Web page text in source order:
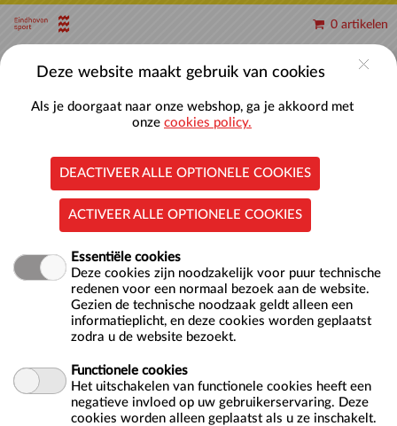
Naar hoofdinhoud
0 artikelen
Meer bewegen voor ouderen
Locatie
Zwembad Ir. Ottenbad
Vijfkamplaan 12
5624 EB EINDHOVEN
NL
Doelgroep
Volwassenen
Meer bewegen voor ouderen helpt je om gewrichten en
spieren soepel te houden en je conditie te verbeteren. De
lessen worden gegeven in een extra verwarmd bad van 32
Deze website maakt gebruik van cookies
Als je doorgaat naar onze webshop, ga je akkoord met
onze cookies policy.
DEACTIVEER ALLE OPTIONELE COOKIES
ACTIVEER ALLE OPTIONELE COOKIES
Essentiële cookies
Deze cookies zijn noodzakelijk voor puur technische
redenen voor een normaal bezoek aan de website.
Gezien de technische noodzaak geldt alleen een
informatieplicht, en deze cookies worden geplaatst
zodra u de website bezoekt.
Functionele cookies
Het uitschakelen van functionele cookies heeft een
negatieve invloed op uw gebruikerservaring. Deze
cookies worden alleen geplaatst als u ze inschakelt.